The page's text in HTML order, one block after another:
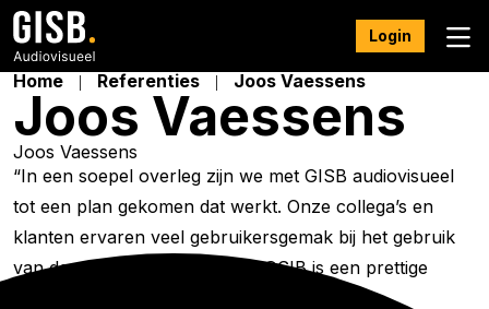
Login
Home Referenties Joos Vaessens
Joos Vaessens
Joos Vaessens
“In een soepel overleg zijn we met GISB audiovisueel
tot een plan gekomen dat werkt. Onze collega’s en
klanten ervaren veel gebruikersgemak bij het gebruik
van de audiovisuele middelen. GSIB is een prettige